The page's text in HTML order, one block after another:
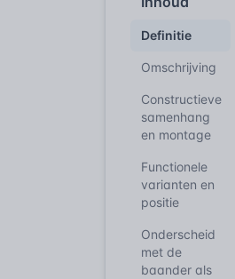
Definitie
Omschrijving
Constructieve
samenhang
en montage
Functionele
varianten en
positie
Onderscheid
met de
baander als